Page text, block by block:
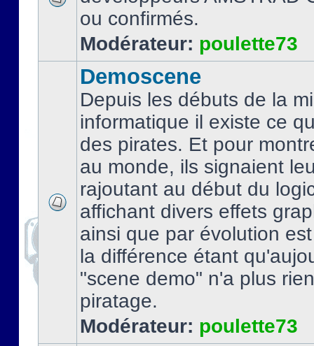
ou confirmés.
Modérateur: poulette73
Demoscene
Depuis les débuts de la
informatique il existe ce
des pirates. Et pour
au monde, ils signaient
rajoutant au début du
affichant divers effets
ainsi que par évolution
la différence étant
"scene demo" n'a plus
piratage.
Modérateur: poulette73